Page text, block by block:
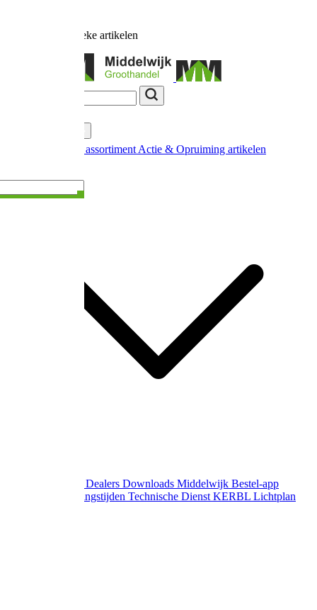
unieke artikelen
Nieuw in ons assortiment Actie & Opruiming artikelen
Dealers Downloads Middelwijk Bestel-app
Gewijzigde openingstijden Technische Dienst KERBL Lichtplan